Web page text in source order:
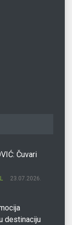
Čuvari
23.07.2026.
destinaciju